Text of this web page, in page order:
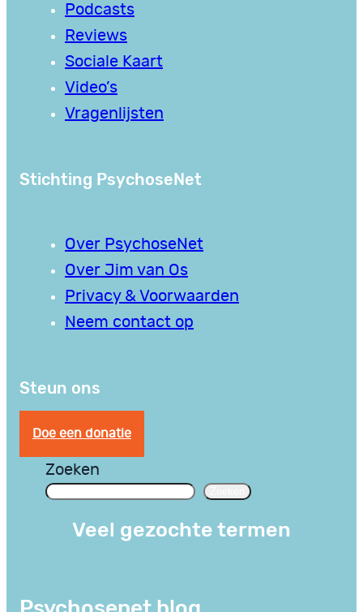
Podcasts
Reviews
Sociale Kaart
Video’s
Vragenlijsten
Stichting PsychoseNet
Over PsychoseNet
Over Jim van Os
Privacy & Voorwaarden
Neem contact op
Steun ons
Doe een donatie
Zoeken
Veel gezochte termen